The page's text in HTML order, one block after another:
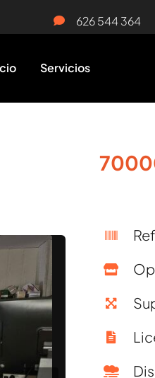
626 544 364
Servicios